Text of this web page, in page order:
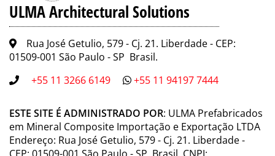
ULMA Architectural Solutions
Rua José Getulio, 579 - Cj. 21. Liberdade - CEP:
01509-001 São Paulo - SP Brasil.
+55 11 3266 6149
+55 11 94197 7444
ESTE SITE É ADMINISTRADO POR: ULMA Prefabricados
em Mineral Composite Importação e Exportação LTDA
Endereço: Rua José Getulio, 579 - Cj. 21. Liberdade -